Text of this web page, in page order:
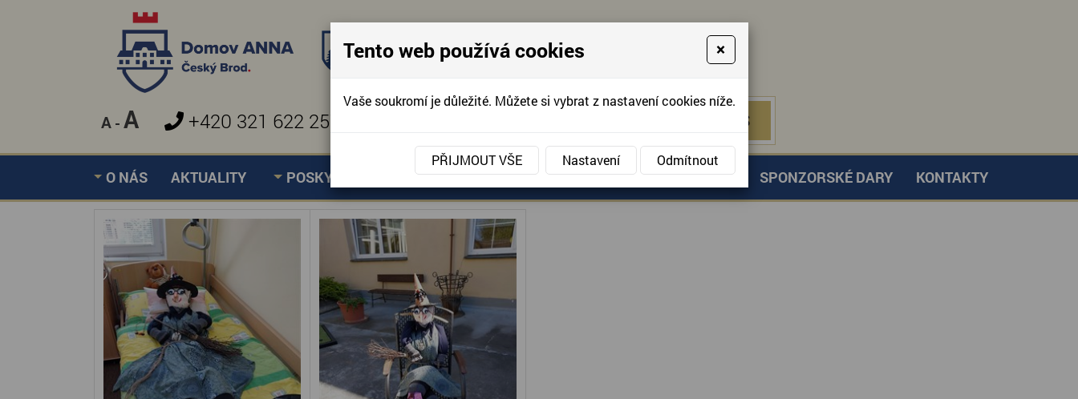
A - A +420 321 622 257 KONTAKTUJTE NÁS
KONTAKTUJTE NÁS
O NÁS AKTUALITY POSKYTOVANÉ SLUŽBY AKCE, FOTOGRAFIE DOBROVOLNICTVÍ SPONZORSKÉ DARY KONTAKTY
Úvodní stránka » ČARODĚJNICE
Tento web používá cookies ×
Vaše soukromí je důležité. Můžete si vybrat z nastavení cookies níže.
PŘIJMOUT VŠE Nastavení Odmítnout